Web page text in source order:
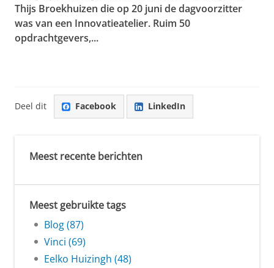
Thijs Broekhuizen die op 20 juni de dagvoorzitter
was van een Innovatieatelier. Ruim 50
opdrachtgevers,...
Deel dit Facebook LinkedIn
Meest recente berichten
Meest gebruikte tags
Blog (87)
Vinci (69)
Eelko Huizingh (48)